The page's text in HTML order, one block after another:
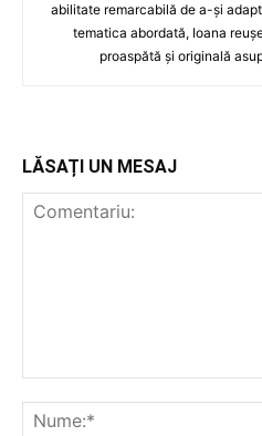
abilitate remarcabilă de a-și
tematica abordată, Ioana
proaspătă și originală
LĂSAȚI UN MESAJ